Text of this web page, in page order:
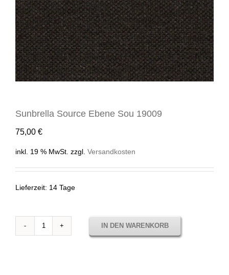
Sunbrella Source Ebene Sou 19009
75,00 €
inkl. 19 % MwSt. zzgl. Versandkosten
Lieferzeit: 14 Tage
Sunbrella
IN DEN WARENKORB